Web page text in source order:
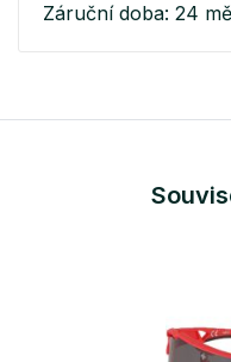
Záruční doba: 24